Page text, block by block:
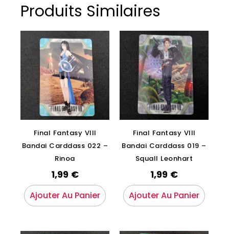
Produits Similaires
Final Fantasy VIII
Bandai Carddass 022 –
Rinoa
1,99 €
Ajouter Au Panier
Final Fantasy VIII
Bandai Carddass 019 –
Squall Leonhart
1,99 €
Ajouter Au Panier